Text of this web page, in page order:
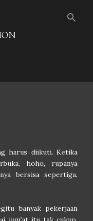
harus diikuti. Ketika
hoho, rupanya
bersisa sepertiga.
banyak pekerjaan